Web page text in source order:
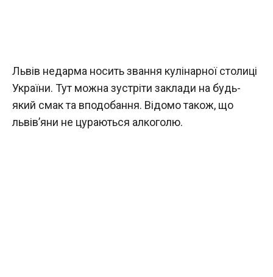
Львів недарма носить звання кулінарної столиці
України. Тут можна зустріти заклади на будь-
який смак та вподобання. Відомо також, що
львів’яни не цураються алкоголю.